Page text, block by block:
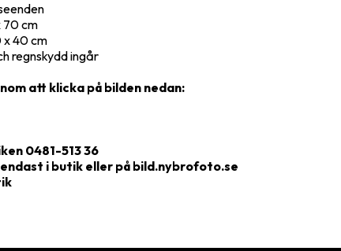
70 cm
x 40 cm
regnskydd ingår
att klicka på bilden nedan:
0481-513 36
i butik eller på bild.nybrofoto.se